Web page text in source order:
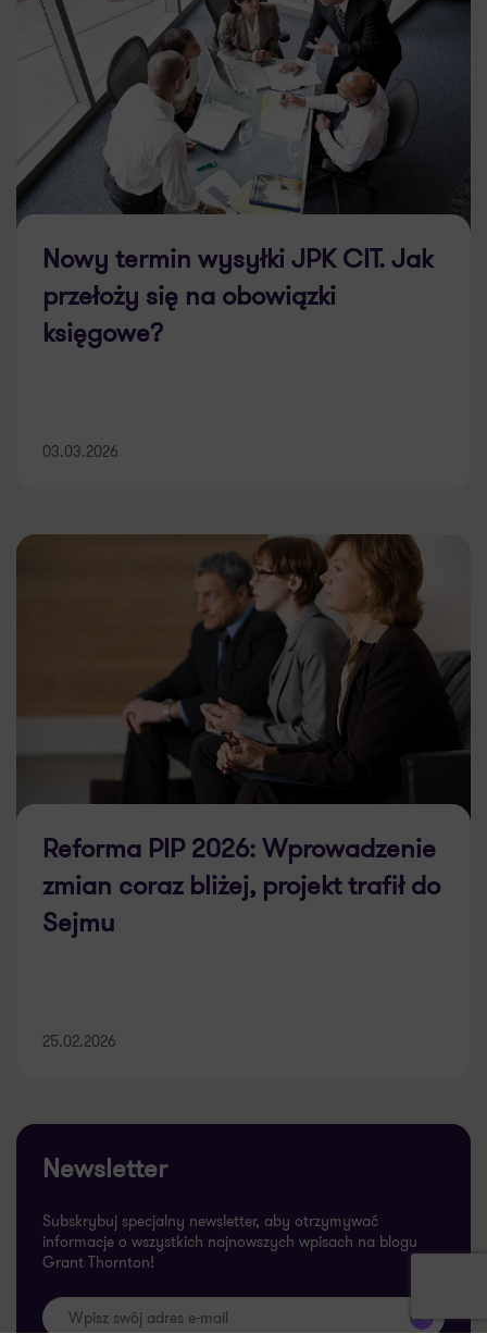
Nowy termin wysyłki JPK CIT. Jak
przełoży się na obowiązki
księgowe?
03.03.2026
Reforma PIP 2026: Wprowadzenie
zmian coraz bliżej, projekt trafił do
Sejmu
25.02.2026
Newsletter
Subskrybuj specjalny newsletter, aby otrzymywać
informacje o wszystkich najnowszych wpisach na blogu
Grant Thornton!
>>